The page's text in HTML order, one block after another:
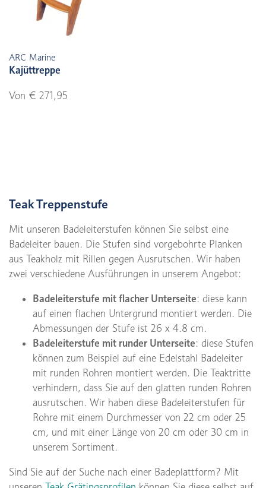
ARC Marine
Kajüttreppe
Von € 271,95
Teak Treppenstufe
Mit unseren Badeleiterstufen können Sie selbst eine
Badeleiter bauen. Die Stufen sind vorgebohrte Planken
aus Teakholz mit Rillen gegen Ausrutschen. Wir haben
zwei verschiedene Ausführungen in unserem Angebot:
Badeleiterstufe mit flacher Unterseite: diese kann
auf einen flachen Untergrund montiert werden. Die
Abmessungen der Stufe ist 26 x 4.8 cm.
Badeleiterstufe mit runder Unterseite: diese Stufen
können zum Beispiel auf eine Edelstahl Badeleiter
mit runden Rohren montiert werden. Die Teaktritte
verhindern, dass Sie auf den glatten runden Rohren
ausrutschen. Wir haben diese Badeleiterstufen für
Rohre mit einem Durchmesser von 22 cm oder 25
cm, und mit einer Länge von 20 cm oder 30 cm in
unserem Sortiment.
Sind Sie auf der Suche nach einer Badeplattform? Mit